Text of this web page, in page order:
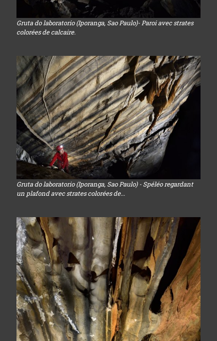
Gruta do laboratorio (Iporanga, Sao Paulo)- Paroi avec strates
colorées de calcaire.
Gruta do laboratorio (Iporanga, Sao Paulo) - Spéléo regardant
un plafond avec strates colorées de...